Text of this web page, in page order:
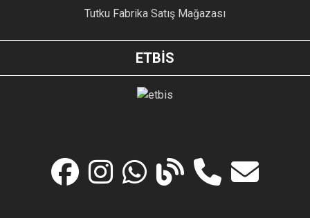
Tutku Fabrika Satış Mağazası
ETBİS